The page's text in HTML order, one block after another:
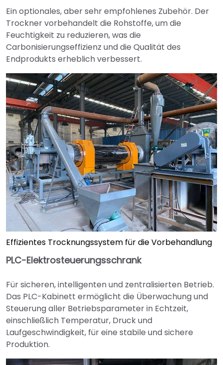
Ein optionales, aber sehr empfohlenes Zubehör. Der
Trockner vorbehandelt die Rohstoffe, um die
Feuchtigkeit zu reduzieren, was die
Carbonisierungseffizienz und die Qualität des
Endprodukts erheblich verbessert.
Effizientes Trocknungssystem für die Vorbehandlung
PLC-Elektrosteuerungsschrank
Für sicheren, intelligenten und zentralisierten Betrieb.
Das PLC-Kabinett ermöglicht die Überwachung und
Steuerung aller Betriebsparameter in Echtzeit,
einschließlich Temperatur, Druck und
Laufgeschwindigkeit, für eine stabile und sichere
Produktion.